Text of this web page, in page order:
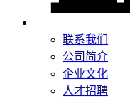
联系我们
公司简介
企业文化
人才招聘